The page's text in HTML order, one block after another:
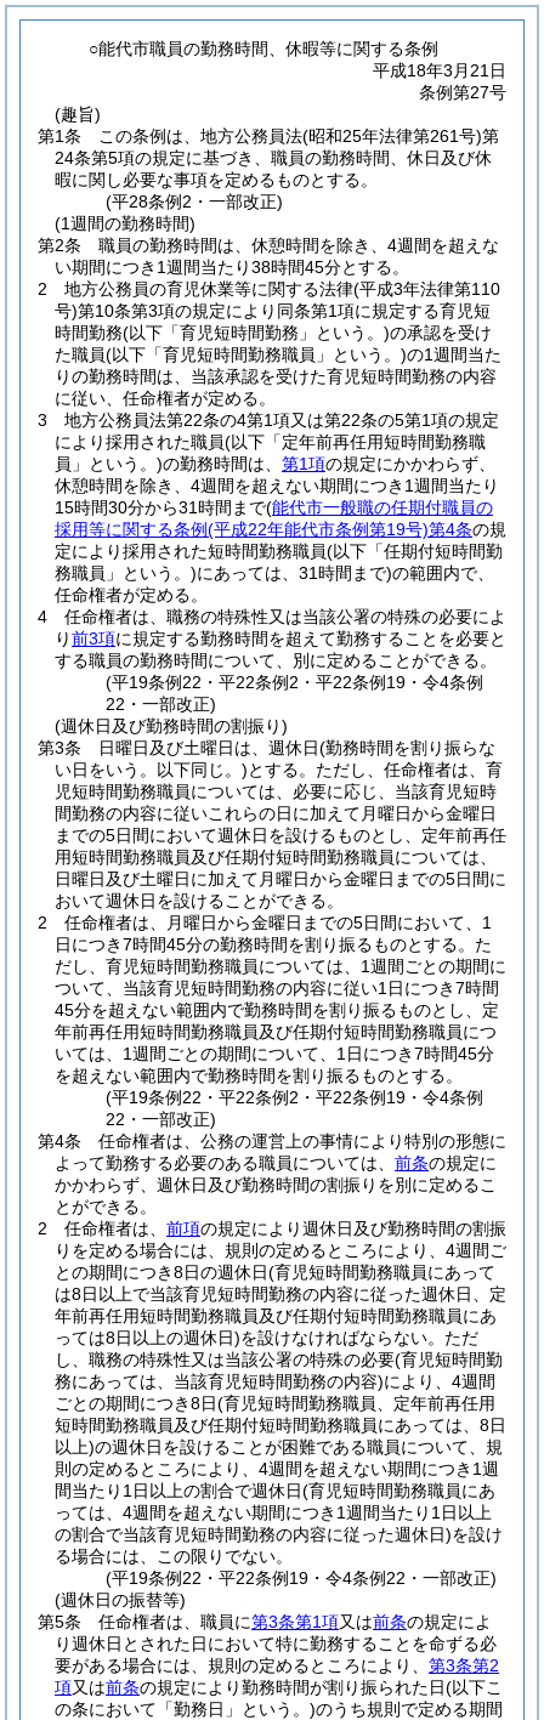
○能代市職員の勤務時間、休暇等に関する条例
平成18年3月21日
条例第27号
(趣旨)
第1条
この条例は、地方公務員法(昭和25年法律第261号)第
24条第5項の規定に基づき、職員の勤務時間、休日及び休
暇に関し必要な事項を定めるものとする。
(平28条例2・一部改正)
(1週間の勤務時間)
第2条
職員の勤務時間は、休憩時間を除き、4週間を超えな
い期間につき1週間当たり38時間45分とする。
2
地方公務員の育児休業等に関する法律(平成3年法律第110
号)第10条第3項の規定により同条第1項に規定する育児短
時間勤務(以下「育児短時間勤務」という。)の承認を受け
た職員(以下「育児短時間勤務職員」という。)の1週間当た
りの勤務時間は、当該承認を受けた育児短時間勤務の内容
に従い、任命権者が定める。
3
地方公務員法第22条の4第1項又は第22条の5第1項の規定
により採用された職員(以下「定年前再任用短時間勤務職
員」という。)の勤務時間は、 第1項の規定にかかわらず、
休憩時間を除き、4週間を超えない期間につき1週間当たり
15時間30分から31時間まで(能代市一般職の任期付職員の
採用等に関する条例(平成22年能代市条例第19号)第4条の規
定により採用された短時間勤務職員(以下「任期付短時間勤
務職員」という。)にあっては、31時間まで)の範囲内で、
任命権者が定める。
4
任命権者は、職務の特殊性又は当該公署の特殊の必要によ
り前3項に規定する勤務時間を超えて勤務することを必要と
する職員の勤務時間について、別に定めることができる。
(平19条例22・平22条例2・平22条例19・令4条例
22・一部改正)
(週休日及び勤務時間の割振り)
第3条
日曜日及び土曜日は、週休日(勤務時間を割り振らな
い日をいう。以下同じ。)とする。 ただし、任命権者は、育
児短時間勤務職員については、必要に応じ、当該育児短時
間勤務の内容に従いこれらの日に加えて月曜日から金曜日
までの5日間において週休日を設けるものとし、定年前再任
用短時間勤務職員及び任期付短時間勤務職員については、
日曜日及び土曜日に加えて月曜日から金曜日までの5日間に
おいて週休日を設けることができる。
2
任命権者は、月曜日から金曜日までの5日間において、1
日につき7時間45分の勤務時間を割り振るものとする。 た
だし、育児短時間勤務職員については、1週間ごとの期間に
ついて、当該育児短時間勤務の内容に従い1日につき7時間
45分を超えない範囲内で勤務時間を割り振るものとし、定
年前再任用短時間勤務職員及び任期付短時間勤務職員につ
いては、1週間ごとの期間について、1日につき7時間45分
を超えない範囲内で勤務時間を割り振るものとする。
(平19条例22・平22条例2・平22条例19・令4条例
22・一部改正)
第4条
任命権者は、公務の運営上の事情により特別の形態に
よって勤務する必要のある職員については、 前条の規定に
かかわらず、週休日及び勤務時間の割振りを別に定めるこ
とができる。
2
任命権者は、 前項の規定により週休日及び勤務時間の割振
りを定める場合には、規則の定めるところにより、4週間ご
との期間につき8日の週休日(育児短時間勤務職員にあって
は8日以上で当該育児短時間勤務の内容に従った週休日、定
年前再任用短時間勤務職員及び任期付短時間勤務職員にあ
っては8日以上の週休日)を設けなければならない。 ただ
し、職務の特殊性又は当該公署の特殊の必要(育児短時間勤
務にあっては、当該育児短時間勤務の内容)により、4週間
ごとの期間につき8日(育児短時間勤務職員、定年前再任用
短時間勤務職員及び任期付短時間勤務職員にあっては、8日
以上)の週休日を設けることが困難である職員について、規
則の定めるところにより、4週間を超えない期間につき1週
間当たり1日以上の割合で週休日(育児短時間勤務職員にあ
っては、4週間を超えない期間につき1週間当たり1日以上
の割合で当該育児短時間勤務の内容に従った週休日)を設け
る場合には、この限りでない。
(平19条例22・平22条例19・令4条例22・一部改正)
(週休日の振替等)
第5条
任命権者は、職員に第3条第1項又は前条の規定によ
り週休日とされた日において特に勤務することを命ずる必
要がある場合には、規則の定めるところにより、 第3条第2
項又は前条の規定により勤務時間が割り振られた日(以下こ
の条において「勤務日」という。)のうち規則で定める期間